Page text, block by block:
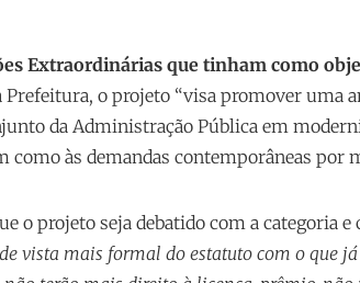
Extraordinárias que tinham como
Prefeitura, o projeto “visa promover uma
da Administração Pública em
às demandas contemporâneas por
o projeto seja debatido com a categoria e
vista mais formal do estatuto com o que